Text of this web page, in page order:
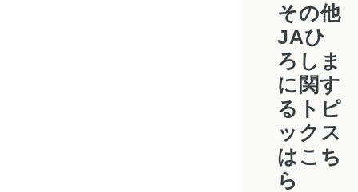
その他
JAひ
ろしま
に関す
るトピ
ックス
はこち
ら